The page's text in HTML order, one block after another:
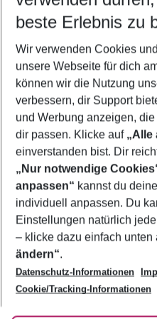
5-
2 Erwachsene Keine
Mehr
Footer
Footer navigation
Über uns
AGB
Bestpreisgarantie
Cookie-Einstellungen ändern
Cookie-Richtlinie
Agenturbetreuung
Barrierefreies Reisen
Folge uns
beste Erlebnis zu
Wir verwenden Cookies
unsere Webseite für dich
können wir die Nutzung
verbessern, dir Support
und Werbung anzeigen,
dir passen. Klicke auf „Alle
einverstanden bist. Dir
„Nur notwendige
anpassen“ kannst du
individuell anpassen. Du
Einstellungen natürlich
– klicke dazu einfach unten
ändern“.
Datenschutz-Informationen
Cookie/Tracking-Informationen